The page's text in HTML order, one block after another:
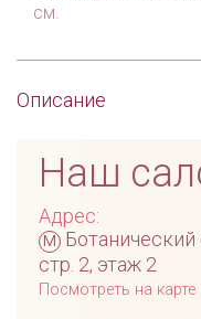
см.
Описание
Наш
Адрес:
м Ботанический
стр. 2, этаж 2
Посмотреть на